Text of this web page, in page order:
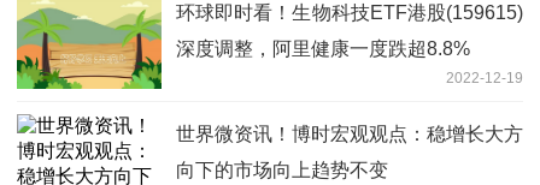
环球即时看！生物科技ETF港股(159615)
深度调整，阿里健康一度跌超8.8%
2022-12-19
世界微资讯！博时宏观观点：稳增长大方
向下的市场向上趋势不变